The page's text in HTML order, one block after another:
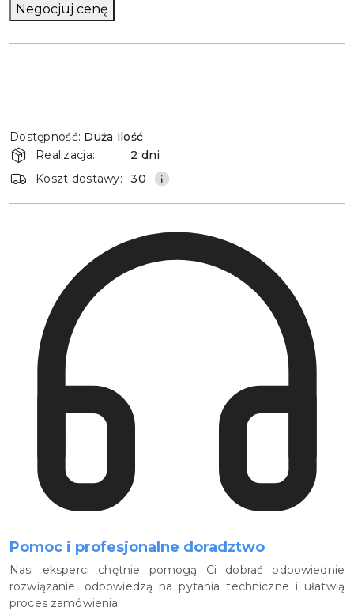
Negocjuj cenę
i
dostawa
Dostępność: Duża ilość
Realizacja:
2 dni
Koszt dostawy:
30
Pomoc i profesjonalne doradztwo
Nasi eksperci chętnie pomogą Ci dobrać odpowiednie
rozwiązanie, odpowiedzą na pytania techniczne i ułatwią
proces zamówienia.